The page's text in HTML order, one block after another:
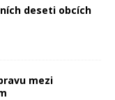
deseti obcích
mezi